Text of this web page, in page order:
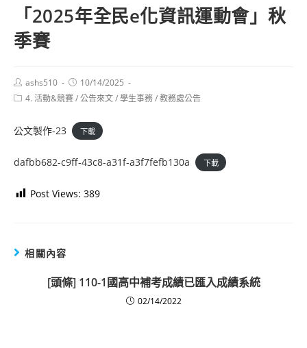
「2025年全民e化資訊運動會」秋
季賽
Post
author:
ashs510
Post
published:
10/14/2025
Post4. 活動&競賽/公告來文/學生事務/教務處公告
公文製作-23 下載
dafbb682-c9ff-43c8-a31f-a3f7fefb130a 下載
Post Views: 389
相關內容
[頭條] 110-1國高中補考成績已匯入成績系統
02/14/2022